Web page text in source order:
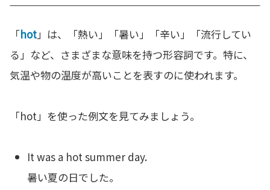
「hot」は、「熱い」「暑い」「辛い」「流行してい
る」など、さまざまな意味を持つ形容詞です。特に、
気温や物の温度が高いことを表すのに使われます。
「hot」を使った例文を見てみましょう。
It was a hot summer day.
暑い夏の日でした。